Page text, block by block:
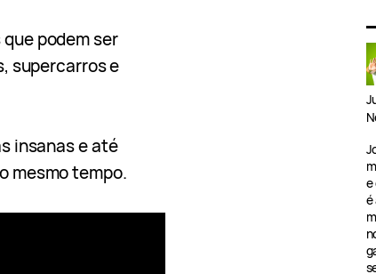
podem ser
supercarros e
insanas e até
mesmo tempo.
e
é